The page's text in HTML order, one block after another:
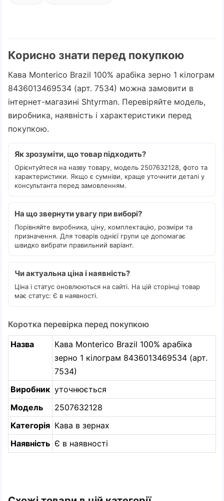
Корисно знати перед покупкою
Кава Monterico Brazil 100% арабіка зерно 1 кілограм
8436013469534 (арт. 7534) можна замовити в
інтернет-магазині Shtyrman. Перевіряйте модель,
виробника, наявність і характеристики перед
покупкою.
Як зрозуміти, що товар підходить?
Орієнтуйтеся на назву товару, модель 2507632128, фото та
характеристики. Якщо є сумніви, краще уточнити деталі у
консультанта перед замовленням.
На що звернути увагу при виборі?
Порівняйте виробника, ціну, комплектацію, розміри та
призначення. Для товарів однієї групи це допомагає
швидко вибрати правильний варіант.
Чи актуальна ціна і наявність?
Ціна і статус оновлюються на сайті. На цій сторінці товар
має статус: Є в наявності.
Коротка перевірка перед покупкою
Назва
Кава Monterico Brazil 100% арабіка
зерно 1 кілограм 8436013469534 (арт.
7534)
Виробник уточнюється
Модель
2507632128
Категорія Кава в зернах
Наявність Є в наявності